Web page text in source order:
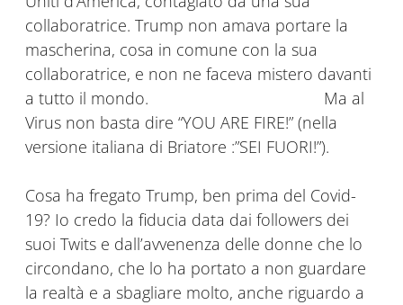
collaboratrice. Trump non amava portare la
mascherina, cosa in comune con la sua
collaboratrice, e non ne faceva mistero davanti
a tutto il mondo. Ma al
Virus non basta dire “YOU ARE FIRE!” (nella
versione italiana di Briatore :”SEI FUORI!”).
Cosa ha fregato Trump, ben prima del Covid-
19? Io credo la fiducia data dai followers dei
suoi Twits e dall’avvenenza delle donne che lo
circondano, che lo ha portato a non guardare
la realtà e a sbagliare molto, anche riguardo a